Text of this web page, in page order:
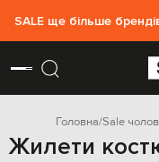
SALE ще більше
Головна Sale
Жилети